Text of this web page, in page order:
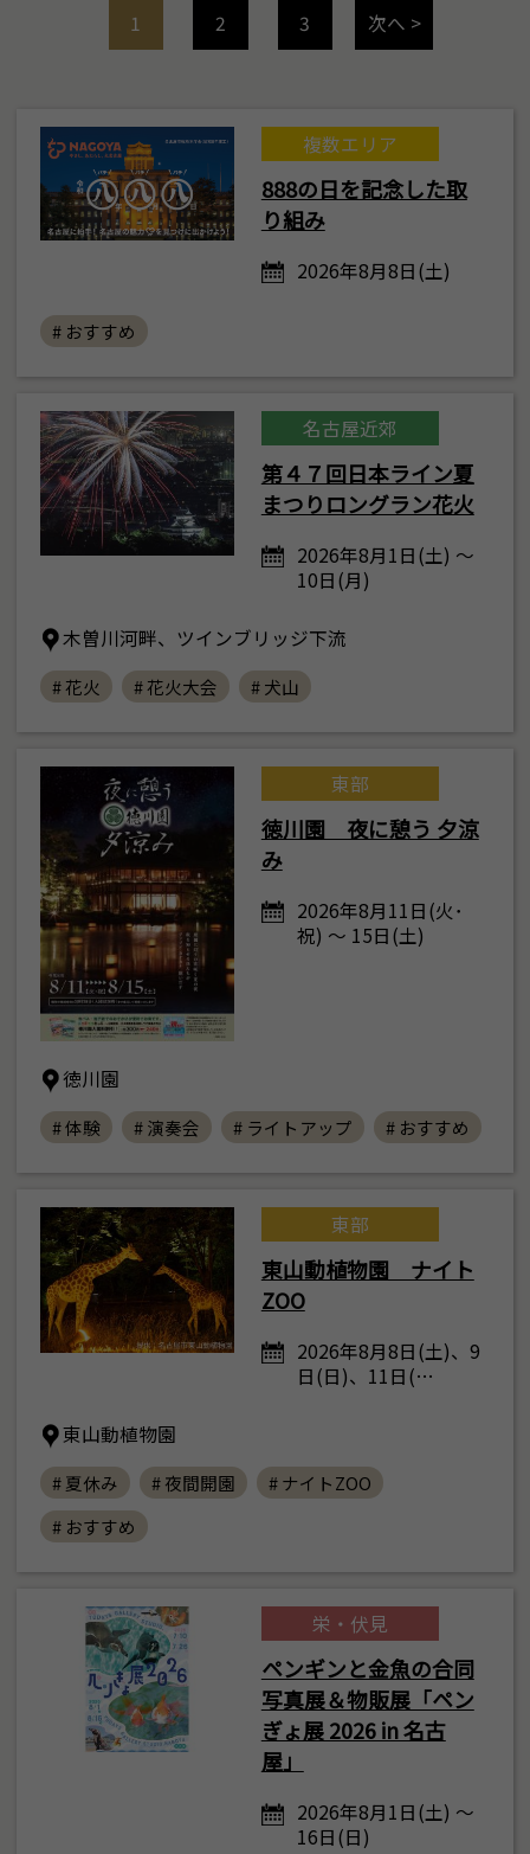
1 2 3 次へ >
複数エリア
888の日を記念した取
り組み
2026年8月8日(土)
# おすすめ
名古屋近郊
第４７回日本ライン夏
まつりロングラン花火
2026年8月1日(土) ～
10日(月)
木曽川河畔、ツインブリッジ下流
# 花火 # 花火大会 # 犬山
東部
徳川園 夜に憩う 夕涼
み
2026年8月11日(火･
祝) ～ 15日(土)
徳川園
# 体験 # 演奏会 # ライトアップ # おすすめ
東部
東山動植物園 ナイト
ZOO
2026年8月8日(土)、9
日(日)、11日(…
東山動植物園
# 夏休み # 夜間開園
# ナイトZOO
# おすすめ
栄・伏見
ペンギンと金魚の合同
写真展＆物販展「ペン
ぎょ展 2026 in 名古
屋」
2026年8月1日(土) ～
16日(日)